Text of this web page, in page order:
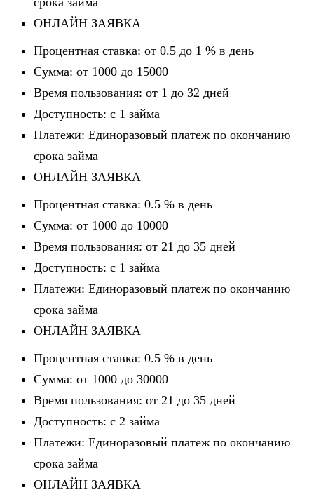
ОНЛАЙН ЗАЯВКА
Процентная ставка: от 0.5 до 1 % в день
Сумма: от 1000 до 15000
Время пользования: от 1 до 32 дней
Доступность: c 1 займа
Платежи: Единоразовый платеж по окончанию
срока займа
ОНЛАЙН ЗАЯВКА
Процентная ставка: 0.5 % в день
Сумма: от 1000 до 10000
Время пользования: от 21 до 35 дней
Доступность: c 1 займа
Платежи: Единоразовый платеж по окончанию
срока займа
ОНЛАЙН ЗАЯВКА
Процентная ставка: 0.5 % в день
Сумма: от 1000 до 30000
Время пользования: от 21 до 35 дней
Доступность: c 2 займа
Платежи: Единоразовый платеж по окончанию
срока займа
ОНЛАЙН ЗАЯВКА